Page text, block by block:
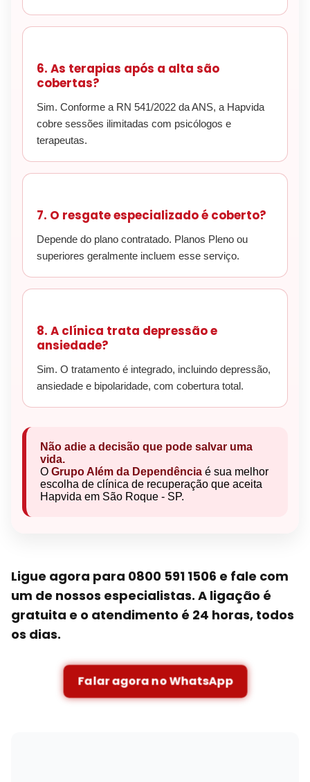
6. As terapias após a alta são
cobertas?
Sim. Conforme a RN 541/2022 da ANS, a Hapvida
cobre sessões ilimitadas com psicólogos e
terapeutas.
7. O resgate especializado é coberto?
Depende do plano contratado. Planos Pleno ou
superiores geralmente incluem esse serviço.
8. A clínica trata depressão e
ansiedade?
Sim. O tratamento é integrado, incluindo depressão,
ansiedade e bipolaridade, com cobertura total.
Não adie a decisão que pode salvar uma
vida.
O Grupo Além da Dependência é sua melhor
escolha de clínica de recuperação que aceita
Hapvida em São Roque - SP.
Ligue agora para 0800 591 1506 e fale com
um de nossos especialistas. A ligação é
gratuita e o atendimento é 24 horas, todos
os dias.
Falar agora no WhatsApp